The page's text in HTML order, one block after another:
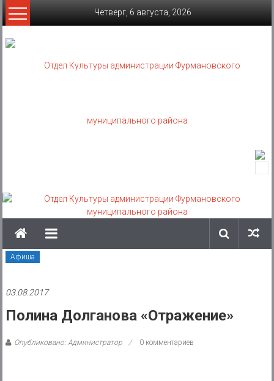
Skip
to
Четверг, 6 августа, 2026
администрации
Фурмановского
муниципального
казенное
Афиша
03.08.2017
Полина Долганова «Отражение»
Опубликовано: Администратор 0 комментариев